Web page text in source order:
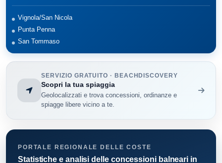
Vignola/San Nicola
Punta Penna
San Tommaso
SERVIZIO GRATUITO · BEACHDISCOVERY
Scopri la tua spiaggia
Geolocalizzati e trova concessioni, ordinanze e
spiagge libere vicino a te.
PORTALE REGIONALE DELLE COSTE
Statistiche e analisi delle concessioni balneari in